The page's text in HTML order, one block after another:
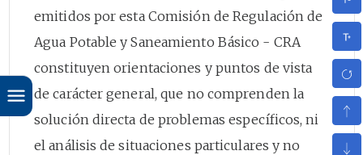
emitidos por esta Comisión de Regulación de
Agua Potable y Saneamiento Básico - CRA
constituyen orientaciones y puntos de vista
de carácter general, que no comprenden la
solución directa de problemas específicos, ni
el análisis de situaciones particulares y no